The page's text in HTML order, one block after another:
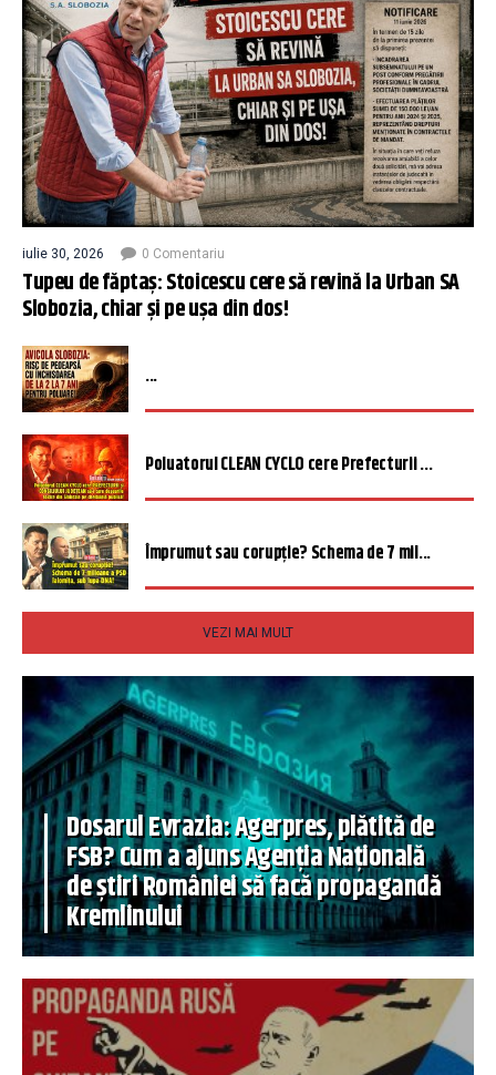
iulie 30, 2026 0 Comentariu
Tupeu de făptaș: Stoicescu cere să revină la Urban SA
Slobozia, chiar și pe ușa din dos!
...
Poluatorul CLEAN CYCLO cere Prefecturii ...
Împrumut sau corupție? Schema de 7 mil...
VEZI MAI MULT
Dosarul Evrazia: Agerpres, plătită de
FSB? Cum a ajuns Agenția Națională
de știri României să facă propagandă
Kremlinului